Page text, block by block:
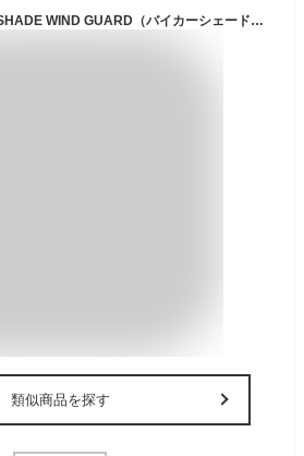
【楽天1位獲得】BIKER SHADE WIND GUARD（バイカーシェードウインドガード）BLACK/CLEAR × CLEAR サングラス メガネ 眼鏡 定番 トレンド uvカット 紫外線カット アイウェア 花粉症 防塵 自動二輪 オートバイ ライダー 黒縁 クリアレンズ
類似商品を探す